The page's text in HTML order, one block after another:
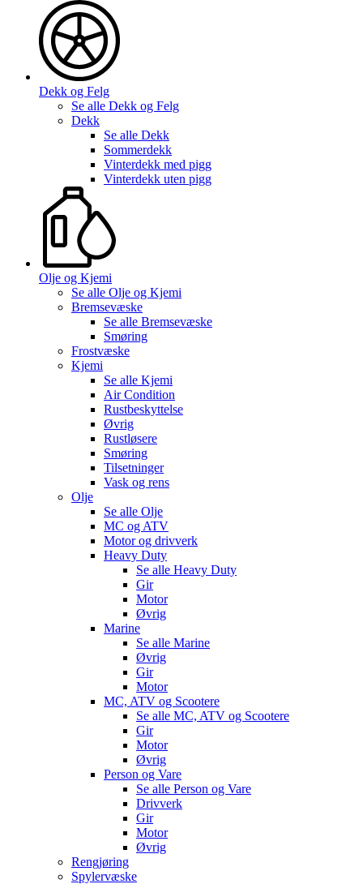
Dekk og Felg
Se alle Dekk og Felg
Dekk
Se alle Dekk
Sommerdekk
Vinterdekk med pigg
Vinterdekk uten pigg
Olje og Kjemi
Se alle Olje og Kjemi
Bremsevæske
Se alle Bremsevæske
Smøring
Frostvæske
Kjemi
Se alle Kjemi
Air Condition
Rustbeskyttelse
Øvrig
Rustløsere
Smøring
Tilsetninger
Vask og rens
Olje
Se alle Olje
MC og ATV
Motor og drivverk
Heavy Duty
Se alle Heavy Duty
Gir
Motor
Øvrig
Marine
Se alle Marine
Øvrig
Gir
Motor
MC, ATV og Scootere
Se alle MC, ATV og Scootere
Gir
Motor
Øvrig
Person og Vare
Se alle Person og Vare
Drivverk
Gir
Motor
Øvrig
Rengjøring
Spylervæske